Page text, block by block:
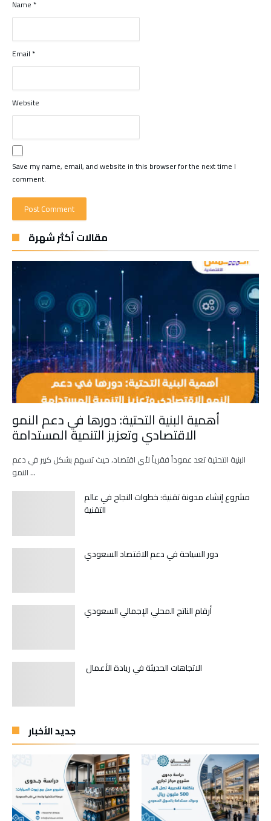
Name*
Email*
Website
Save my name, email, and website in this browser for the next time I
comment.
مقالات أكثر شهرة
أهمية البنية التحتية: دورها في دعم النمو
الاقتصادي وتعزيز التنمية المستدامة
البنية التحتية تعد عموداً فقرياً لأي اقتصاد، حيث تسهم بشكل كبير في دعم
النمو …
مشروع إنشاء مدونة تقنية: خطوات النجاح في عالم
التقنية
دور السياحة في دعم الاقتصاد السعودي
أرقام الناتج المحلي الإجمالي السعودي
الاتجاهات الحديثة في ريادة الأعمال
جديد الأخبار